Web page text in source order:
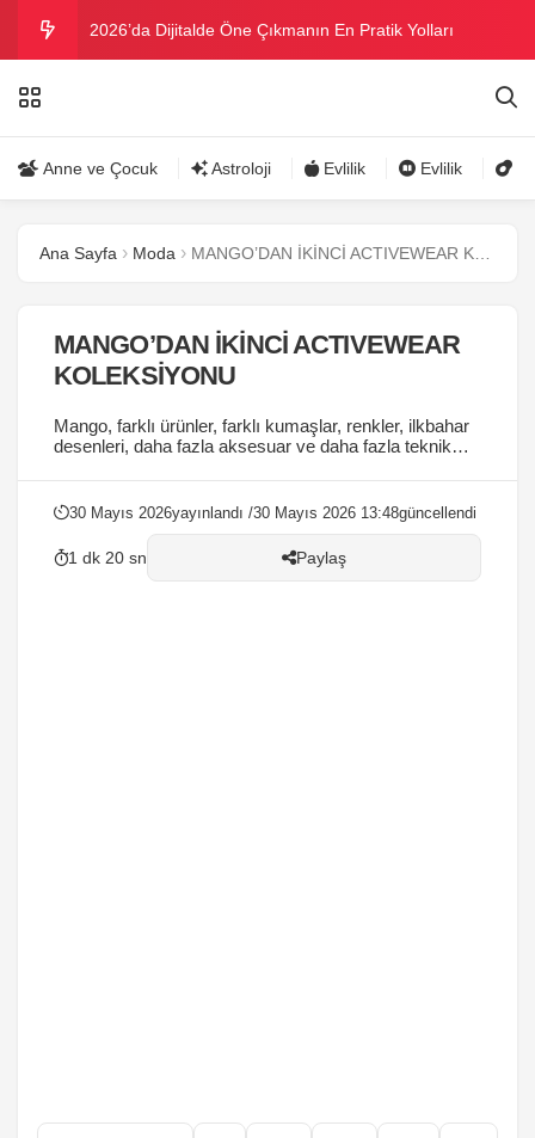
2026’da Dijitalde Öne Çıkmanın En Pratik Yolları
Danla Bilic ile Reynmen Miami’de tatilde
Anne ve Çocuk Astroloji Evlilik Evlilik
Ana Sayfa Moda
MANGO’DAN İKİNCİ ACTIVEWEAR
KOLEKSİYONU
Mango, farklı ürünler, farklı kumaşlar, renkler, ilkbahar
desenleri, daha fazla aksesuar ve daha fazla teknik
koleksiyonunu çıkardı....
30 Mayıs 2026yayınlandı /30 Mayıs 2026 13:48güncellendi
1 dk 20 sn Paylaş